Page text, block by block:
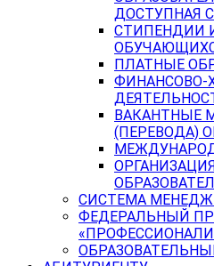
ДОСТУПНАЯ
СТИПЕНДИИ
ПЛАТНЫЕ
ФИНАНСОВО-
ВАКАНТНЫЕ
(ПЕРЕВОДА)
СИСТЕМА
ФЕДЕРАЛЬНЫЙ